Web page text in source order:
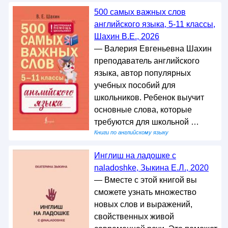
500 самых важных слов
английского языка, 5-11 классы,
Шахин В.Е., 2026
— Валерия Евгеньевна Шахин
преподаватель английского
языка, автор популярных
учебных пособий для
школьников. Ребенок выучит
основные слова, которые
требуются для школьной …
Книги по английскому языку
Инглиш на ладошке с
naladoshke, Зыкина Е.Л., 2020
— Вместе с этой книгой вы
сможете узнать множество
новых слов и выражений,
свойственных живой